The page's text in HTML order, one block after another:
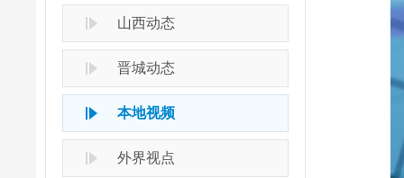
山西动态
晋城动态
本地视频
外界视点